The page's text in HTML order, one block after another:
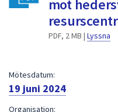
mot
PDF, 2 MB | Lyssna
Mötesdatum:
19 juni 2024
Organisation: